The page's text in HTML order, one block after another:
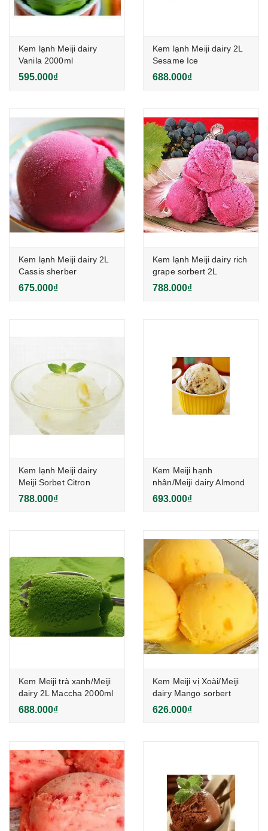
Kem lạnh Meiji dairy
Vanila 2000ml
595.000₫
Kem lạnh Meiji dairy 2L
Sesame Ice
688.000₫
Kem lạnh Meiji dairy 2L
Cassis sherber
675.000₫
Kem lạnh Meiji dairy rich
grape sorbert 2L
788.000₫
Kem lạnh Meiji dairy
Meiji Sorbet Citron
2000ml
788.000₫
Kem Meiji hạnh
nhân/Meiji dairy Almond
crunch 2L
693.000₫
Kem Meiji trà xanh/Meiji
dairy 2L Maccha 2000ml
688.000₫
Kem Meiji vị Xoài/Meiji
dairy Mango sorbert
2000ml
626.000₫